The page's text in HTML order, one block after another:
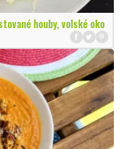
houby, volské oko